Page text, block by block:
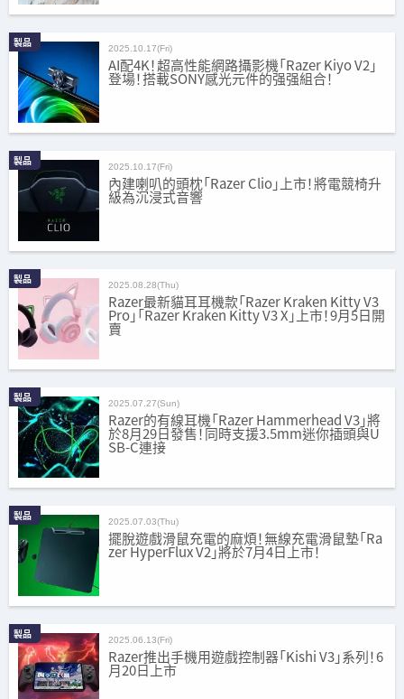
製品 2025.10.17(Fri)
AI配4K！超高性能網路攝影機「Razer Kiyo V2」
登場！搭載SONY感光元件的强强組合！
製品 2025.10.17(Fri)
內建喇叭的頭枕「Razer Clio」上市！將電競椅升
級為沉浸式音響
製品 2025.08.28(Thu)
Razer最新貓耳耳機款「Razer Kraken Kitty V3
Pro」「Razer Kraken Kitty V3 X」上市！9月5日開
賣
製品 2025.07.27(Sun)
Razer的有線耳機「Razer Hammerhead V3」將
於8月29日發售！同時支援3.5mm迷你插頭與U
SB-C連接
製品 2025.07.03(Thu)
擺脫遊戲滑鼠充電的麻煩！無線充電滑鼠墊「Ra
zer HyperFlux V2」將於7月4日上市！
製品 2025.06.13(Fri)
Razer推出手機用遊戲控制器「Kishi V3」系列！6
月20日上市